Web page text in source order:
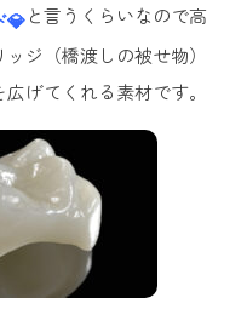
💎と言うくらいなので高
ジ（橋渡しの被せ物）
げてくれる素材です。